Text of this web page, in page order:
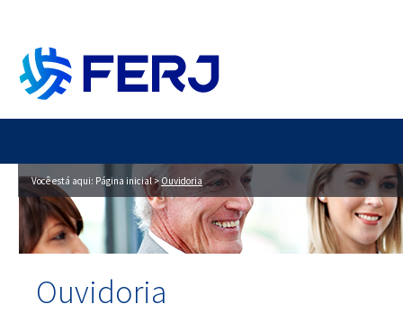
Você está aqui: Página inicial>Ouvidoria
Ouvidoria